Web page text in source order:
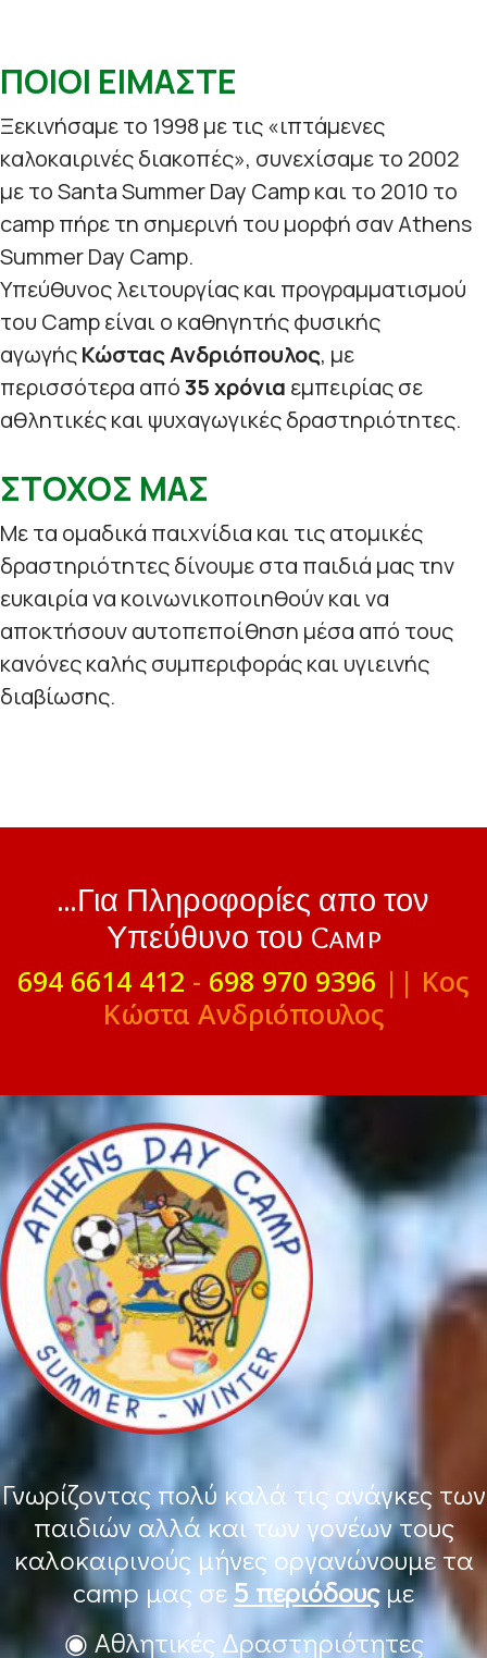
ΠΟΙΟΙ ΕΙΜΑΣΤΕ
Ξεκινήσαμε το 1998 με τις «ιπτάμενες
καλοκαιρινές διακοπές», συνεχίσαμε το 2002
με το Santa Summer Day Camp και το 2010 το
camp πήρε τη σημερινή του μορφή σαν Athens
Summer Day Camp.
Υπεύθυνος λειτουργίας και προγραμματισμού
του Camp είναι ο καθηγητής φυσικής
αγωγήςΚώστας Ανδριόπουλος, με
περισσότερα από35 χρόνια εμπειρίας σε
αθλητικές και ψυχαγωγικές δραστηριότητες.
ΣΤΟΧΟΣ ΜΑΣ
Με τα ομαδικά παιχνίδια και τις ατομικές
δραστηριότητες δίνουμε στα παιδιά μας την
ευκαιρία να κοινωνικοποιηθούν και να
αποκτήσουν αυτοπεποίθηση μέσα από τους
κανόνες καλής συμπεριφοράς και υγιεινής
διαβίωσης.
...Για Πληροφορίες απο τον
Υπεύθυνο του Camp
694 6614 412 - 698 970 9396 || Κος
Κώστα Ανδριόπουλος
Γνωρίζοντας πολύ καλά τις ανάγκες των
παιδιών αλλά και των γονέων τους
καλοκαιρινούς μήνες οργανώνουμε τα
camp μας σε 5 περιόδουςμε
◉ Αθλητικές Δραστηριότητες